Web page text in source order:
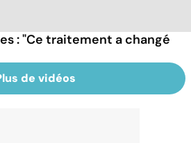
: "Ce traitement a changé
de vidéos